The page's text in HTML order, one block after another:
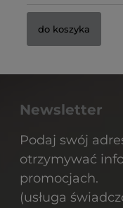
do koszyka
Newsletter
Podaj swój
otrzymywać
promocjach.
(usługa